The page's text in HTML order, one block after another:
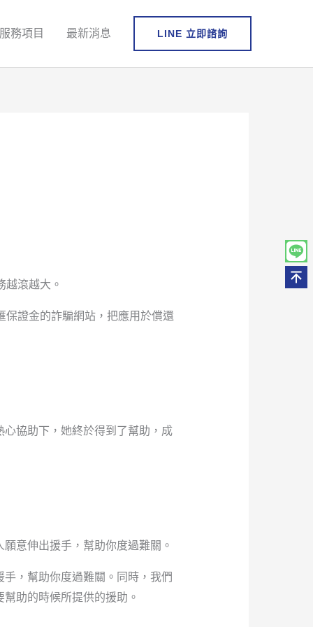
服務項目 最新消息 LINE 立即諮詢
越滾越大。
保證金的詐騙網站，把應用於償還
協助下，她終於得到了幫助，成
意伸出援手，幫助你度過難關。
，幫助你度過難關。同時，我們
助的時候所提供的援助。